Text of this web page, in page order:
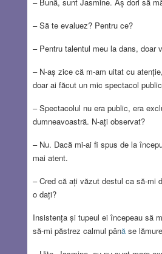
– Să te evaluez? Pentru ce?
– Pentru talentul meu la dans, doar
– N-aș zice că m-am uitat cu
doar ai făcut un mic spectacol
– Spectacolul nu era public, era
dumneavoastră. N-ați observat?
– Nu. Dacă mi-ai fi spus de la
mai atent.
– Cred că ați văzut destul ca să-mi
o dați?
Insistența și tupeul ei începeau să
să-mi păstrez calmul pânăse